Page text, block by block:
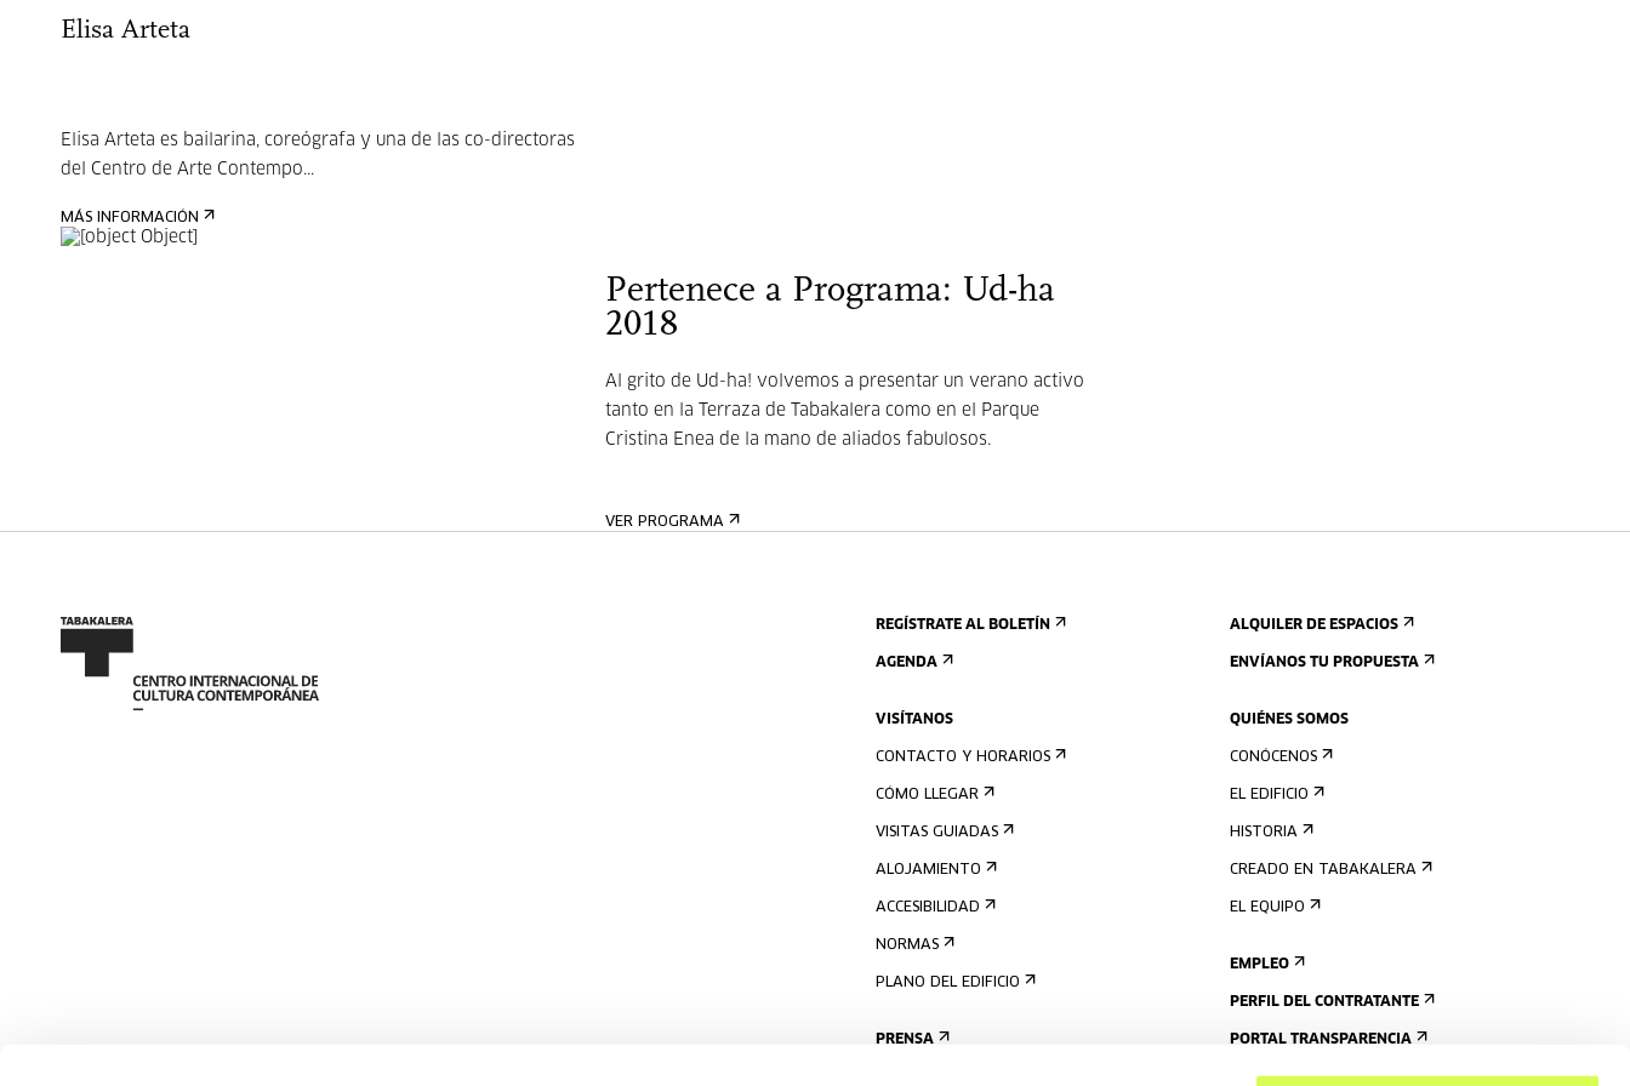
Elisa Arteta
Elisa Arteta es bailarina, coreógrafa y una de las co-directoras
del Centro de Arte Contempo...
MÁS INFORMACIÓN
Pertenece a Programa: Ud-ha
2018
Al grito de Ud-ha! volvemos a presentar un verano activo
tanto en la Terraza de Tabakalera como en el Parque
Cristina Enea de la mano de aliados fabulosos.
VER PROGRAMA
REGÍSTRATE AL BOLETÍN
AGENDA
VISÍTANOS
CONTACTO Y HORARIOS
CÓMO LLEGAR
VISITAS GUIADAS
ALOJAMIENTO
ACCESIBILIDAD
NORMAS
PLANO DEL EDIFICIO
PRENSA
ALQUILER DE ESPACIOS
ENVÍANOS TU PROPUESTA
QUIÉNES SOMOS
CONÓCENOS
EL EDIFICIO
HISTORIA
CREADO EN TABAKALERA
EL EQUIPO
EMPLEO
PERFIL DEL CONTRATANTE
PORTAL TRANSPARENCIA